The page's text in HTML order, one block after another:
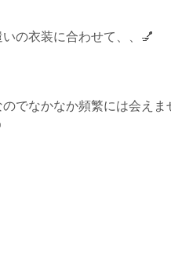
の衣装に合わせて、、 💅
でなかなか頻繁には会え